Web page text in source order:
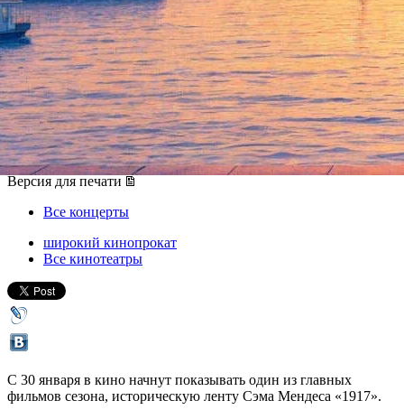
В прокат выходит фаворит
«Оскара» — «1917» Сэма
Мендеса
30 января 2020, четверг-11 февраля 2020, вторник
Версия для печати
Все концерты
широкий кинопрокат
Все кинотеатры
С 30 января в кино начнут показывать один из главных
фильмов сезона, историческую ленту Сэма Мендеса «1917».